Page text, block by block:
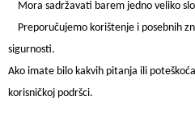
Mora sadržavati barem jedno veliko
Preporučujemo korištenje i posebnih
sigurnosti.
Ako imate bilo kakvih pitanja ili
korisničkoj podršci.